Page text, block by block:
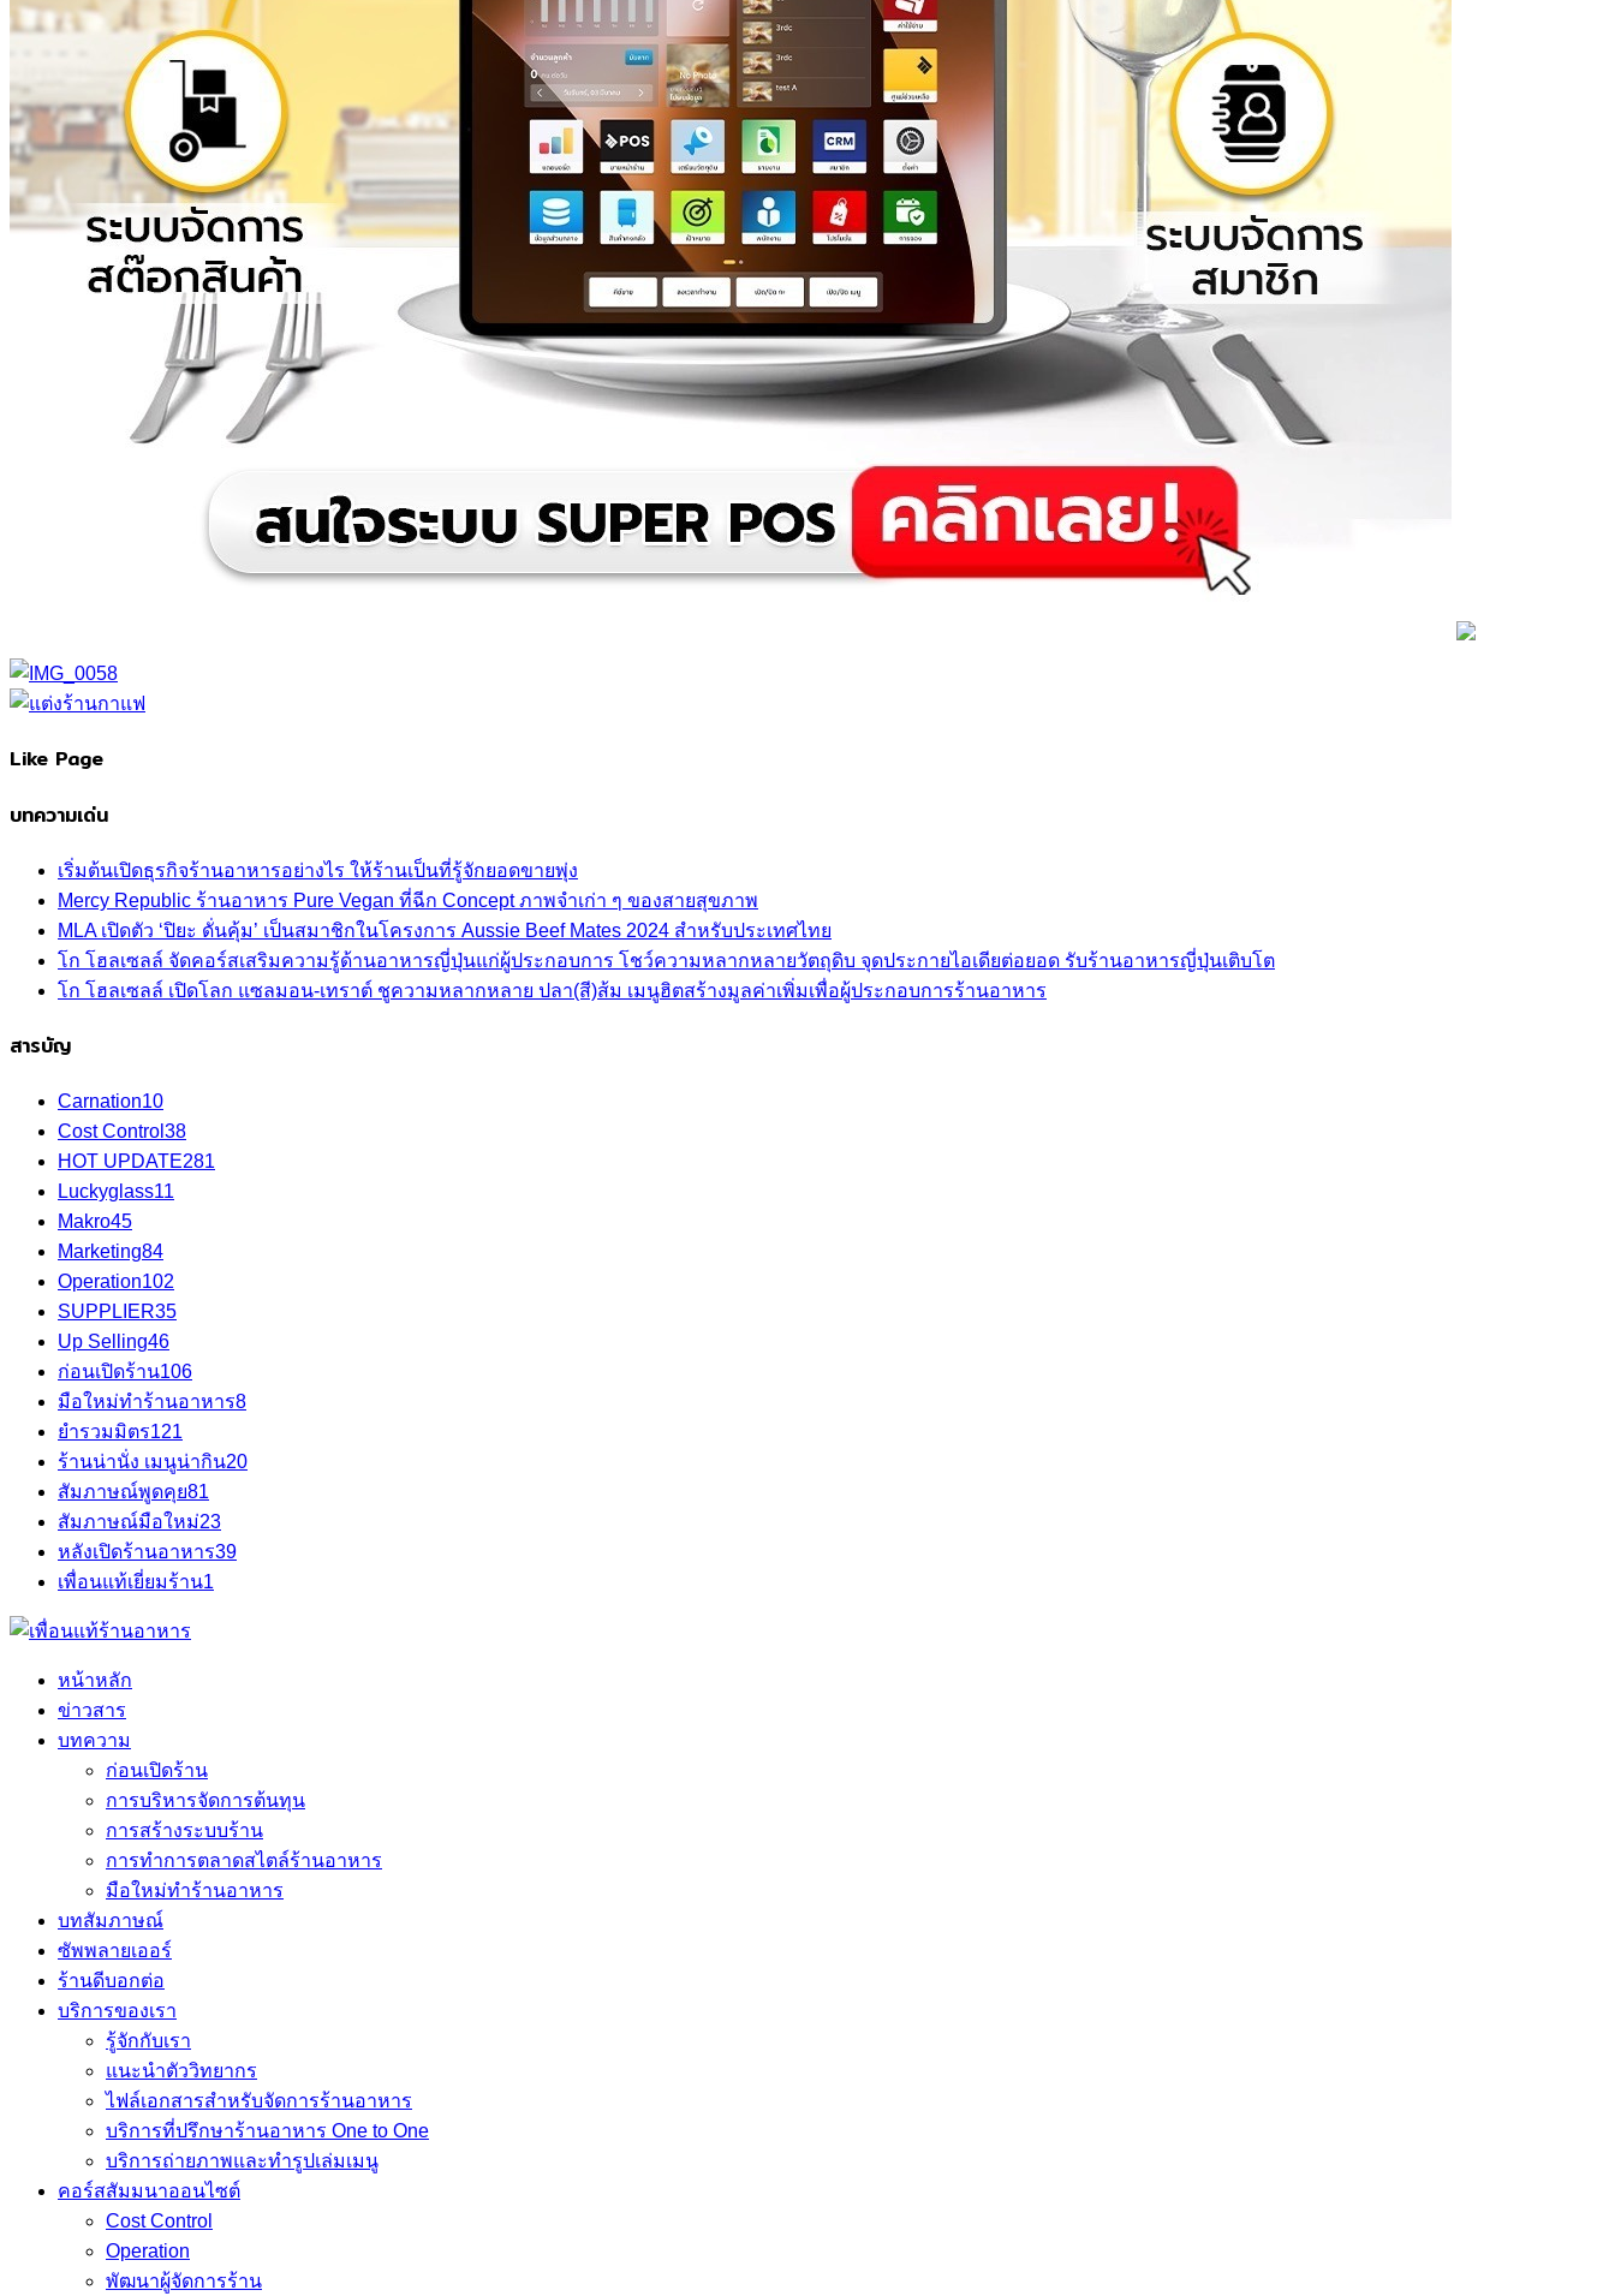
Like Page
บทความเด่น
เริ่มต้นเปิดธุรกิจร้านอาหารอย่างไร ให้ร้านเป็นที่รู้จักยอดขายพุ่ง
Mercy Republic ร้านอาหาร Pure Vegan ที่ฉีก Concept ภาพจำเก่า ๆ ของสายสุขภาพ
MLA เปิดตัว ‘ปิยะ ดั่นคุ้ม’ เป็นสมาชิกในโครงการ Aussie Beef Mates 2024 สำหรับประเทศไทย
โก โฮลเซลล์ จัดคอร์สเสริมความรู้ด้านอาหารญี่ปุ่นแก่ผู้ประกอบการ โชว์ความหลากหลายวัตถุดิบ จุดประกายไอเดียต่อยอด รับร้านอาหารญี่ปุ่นเติบโต
โก โฮลเซลล์ เปิดโลก แซลมอน-เทราต์ ชูความหลากหลาย ปลา(สี)ส้ม เมนูฮิตสร้างมูลค่าเพิ่มเพื่อผู้ประกอบการร้านอาหาร
สารบัญ
Carnation10
Cost Control 38
HOT UPDATE281
Luckyglass11
Makro45
Marketing84
Operation102
SUPPLIER35
Up Selling46
ก่อนเปิดร้าน106
มือใหม่ทำร้านอาหาร8
ยำรวมมิตร121
ร้านน่านั่ง เมนูน่ากิน20
สัมภาษณ์พูดคุย81
สัมภาษณ์มือใหม่23
หลังเปิดร้านอาหาร39
เพื่อนแท้เยี่ยมร้าน1
หน้าหลัก
ข่าวสาร
บทความ
ก่อนเปิดร้าน
การบริหารจัดการต้นทุน
การสร้างระบบร้าน
การทำการตลาดสไตล์ร้านอาหาร
มือใหม่ทำร้านอาหาร
บทสัมภาษณ์
ซัพพลายเออร์
ร้านดีบอกต่อ
บริการของเรา
รู้จักกับเรา
แนะนำตัววิทยากร
ไฟล์เอกสารสำหรับจัดการร้านอาหาร
บริการที่ปรึกษาร้านอาหาร One to One
บริการถ่ายภาพและทำรูปเล่มเมนู
คอร์สสัมมนาออนไซต์
Cost Control
Operation
พัฒนาผู้จัดการร้าน